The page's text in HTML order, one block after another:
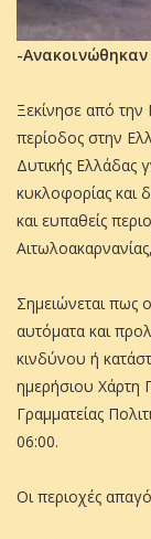
-
Ξεκίνησε από
περίοδος στην
Δυτικής Ελλάδας
κυκλοφορίας και
και ευπαθείς
Σημειώνεται πως
αυτόματα και
κινδύνου ή
ημερήσιου Χάρτη
Γραμματείας
06:00.
Οι περιοχές